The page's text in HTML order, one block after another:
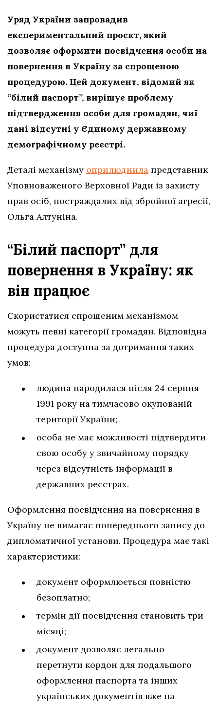
Уряд України запровадив
експериментальний проєкт, який
дозволяє оформити посвідчення особи на
повернення в Україну за спрощеною
процедурою. Цей документ, відомий як
“білий паспорт”, вирішує проблему
підтвердження особи для громадян, чиї
дані відсутні у Єдиному державному
демографічному реєстрі.
Деталі механізму оприлюднила представник
Уповноваженого Верховної Ради із захисту
прав осіб, постраждалих від збройної агресії,
Ольга Алтуніна.
“Білий паспорт” для
повернення в Україну: як
він працює
Скористатися спрощеним механізмом
можуть певні категорії громадян. Відповідна
процедура доступна за дотримання таких
умов:
людина народилася після 24 серпня
1991 року на тимчасово окупованій
території України;
особа не має можливості підтвердити
свою особу у звичайному порядку
через відсутність інформації в
державних реєстрах.
Оформлення посвідчення на повернення в
Україну не вимагає попереднього запису до
дипломатичної установи. Процедура має такі
характеристики:
документ оформлюється повністю
безоплатно;
термін дії посвідчення становить три
місяці;
документ дозволяє легально
перетнути кордон для подальшого
оформлення паспорта та інших
українських документів вже на